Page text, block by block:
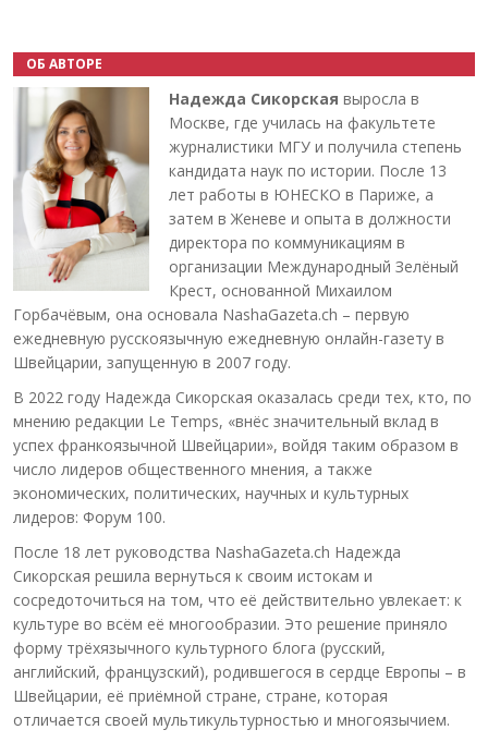
ОБ АВТОРЕ
Надежда Сикорская выросла в
Москве, где училась на факультете
журналистики МГУ и получила степень
кандидата наук по истории. После 13
лет работы в ЮНЕСКО в Париже, а
затем в Женеве и опыта в должности
директора по коммуникациям в
организации Международный Зелёный
Крест, основанной Михаилом
Горбачёвым, она основала NashaGazeta.ch – первую
ежедневную русскоязычную ежедневную онлайн-газету в
Швейцарии, запущенную в 2007 году.
В 2022 году Надежда Сикорская оказалась среди тех, кто, по
мнению редакции Le Temps, «внёс значительный вклад в
успех франкоязычной Швейцарии», войдя таким образом в
число лидеров общественного мнения, а также
экономических, политических, научных и культурных
лидеров: Форум 100.
После 18 лет руководства NashaGazeta.ch Надежда
Сикорская решила вернуться к своим истокам и
сосредоточиться на том, что её действительно увлекает: к
культуре во всём её многообразии. Это решение приняло
форму трёхязычного культурного блога (русский,
английский, французский), родившегося в сердце Европы – в
Швейцарии, её приёмной стране, стране, которая
отличается своей мультикультурностью и многоязычием.